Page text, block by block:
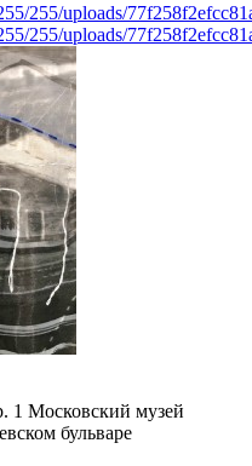
255/uploads/
255/uploads/
1 Московский музей
бульваре